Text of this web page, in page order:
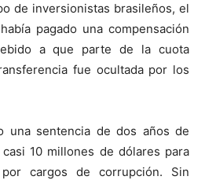
de inversionistas brasileños, el
pagado una compensación
a que parte de la cuota
fue ocultada por los
una sentencia de dos años de
10 millones de dólares para
cargos de corrupción. Sin